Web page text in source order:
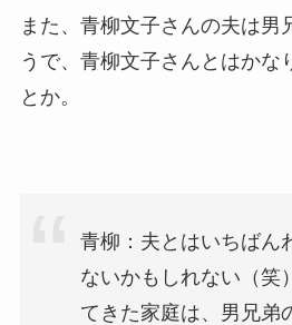
また、青柳文子さんの夫は男
うで、青柳文子さんとはかな
とか。
青柳：夫とはいちばん
ないかもしれない（笑
てきた家庭は、男兄弟